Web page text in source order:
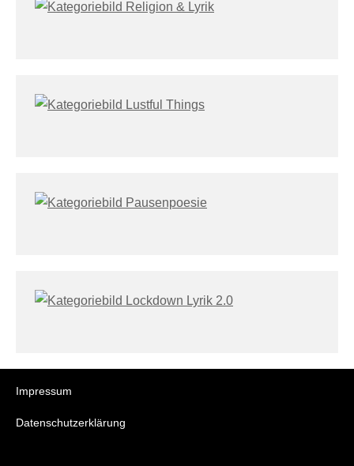
Impressum
Datenschutzerklärung